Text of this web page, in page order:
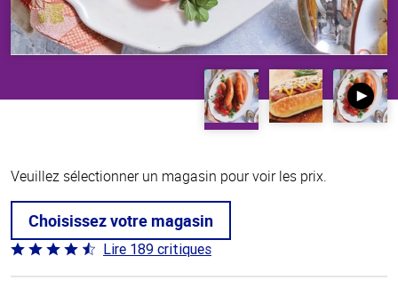
Veuillez sélectionner un magasin pour voir les prix.
Choisissez votre magasin
Coté
4.7 sur
Lire 189 critiques